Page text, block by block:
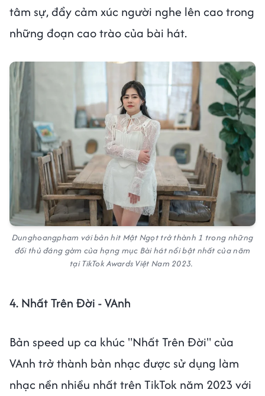
tâm sự, đẩy cảm xúc người nghe lên cao trong
những đoạn cao trào của bài hát.
Dunghoangpham với bản hit Mật Ngọt trở thành 1 trong những
đối thủ đáng gờm của hạng mục Bài hát nổi bật nhất của năm
tại TikTok Awards Việt Nam 2023.
4. Nhất Trên Đời - VAnh
Bản speed up ca khúc "Nhất Trên Đời" của
VAnh trở thành bản nhạc được sử dụng làm
nhạc nền nhiều nhất trên TikTok năm 2023 với